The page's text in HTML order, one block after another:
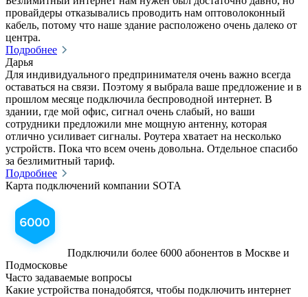
провайдеры отказывались проводить нам оптоволоконный
кабель, потому что наше здание расположено очень далеко от
центра.
Подробнее
Дарья
Для индивидуального предпринимателя очень важно всегда
оставаться на связи. Поэтому я выбрала ваше предложение и в
прошлом месяце подключила беспроводной интернет. В
здании, где мой офис, сигнал очень слабый, но ваши
сотрудники предложили мне мощную антенну, которая
отлично усиливает сигналы. Роутера хватает на несколько
устройств. Пока что всем очень довольна. Отдельное спасибо
за безлимитный тариф.
Подробнее
Карта подключений компании SOTA
Подключили более 6000 абонентов в Москве и
Подмосковье
Часто задаваемые вопросы
Какие устройства понадобятся, чтобы подключить интернет